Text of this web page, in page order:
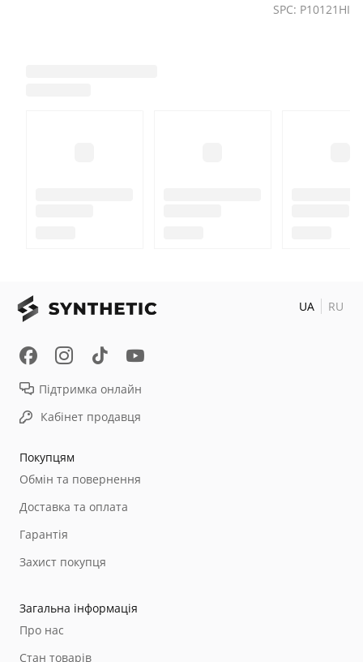
SPC: P10121HI
Покупцям
Обмін та повернення
Доставка та оплата
Гарантія
Захист покупця
Загальна інформація
Про нас
Стан товарів
Підтримка онлайн
Кабінет продавця
UA RU